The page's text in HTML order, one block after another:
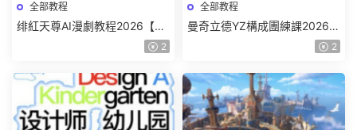
全部教程
绯紅天尊AI漫劇教程2026【畫
2
全部教程
曼奇立德YZ構成團練課2026年
8月已結課【畫質高清有課件】
2